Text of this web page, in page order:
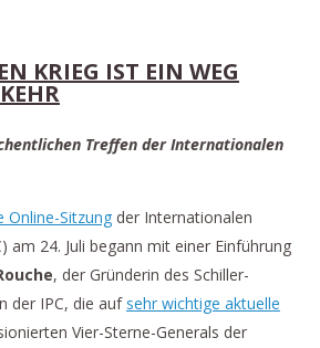
KRIEG IST EIN WEG
Treffen der Internationalen
Online-Sitzungder Internationalen
am 24. Juli begann mit einer Einführung
, der Gründerin des Schiller-
der IPC, die auf sehr wichtige aktuelle
Vier-Sterne-Generals der